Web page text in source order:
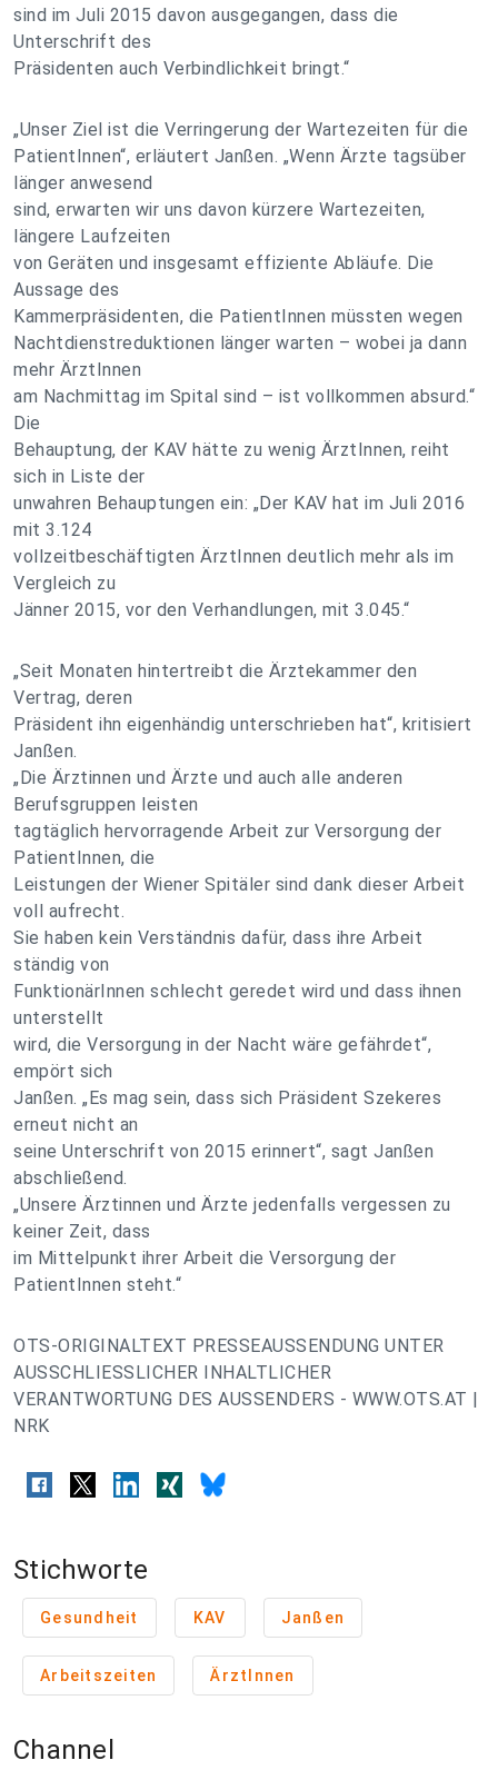
sind im Juli 2015 davon ausgegangen, dass die
Unterschrift des
Präsidenten auch Verbindlichkeit bringt.“
„Unser Ziel ist die Verringerung der Wartezeiten für die
PatientInnen“, erläutert Janßen. „Wenn Ärzte tagsüber
länger anwesend
sind, erwarten wir uns davon kürzere Wartezeiten,
längere Laufzeiten
von Geräten und insgesamt effiziente Abläufe. Die
Aussage des
Kammerpräsidenten, die PatientInnen müssten wegen
Nachtdienstreduktionen länger warten – wobei ja dann
mehr ÄrztInnen
am Nachmittag im Spital sind – ist vollkommen absurd.“
Die
Behauptung, der KAV hätte zu wenig ÄrztInnen, reiht
sich in Liste der
unwahren Behauptungen ein: „Der KAV hat im Juli 2016
mit 3.124
vollzeitbeschäftigten ÄrztInnen deutlich mehr als im
Vergleich zu
Jänner 2015, vor den Verhandlungen, mit 3.045.“
„Seit Monaten hintertreibt die Ärztekammer den
Vertrag, deren
Präsident ihn eigenhändig unterschrieben hat“, kritisiert
Janßen.
„Die Ärztinnen und Ärzte und auch alle anderen
Berufsgruppen leisten
tagtäglich hervorragende Arbeit zur Versorgung der
PatientInnen, die
Leistungen der Wiener Spitäler sind dank dieser Arbeit
voll aufrecht.
Sie haben kein Verständnis dafür, dass ihre Arbeit
ständig von
FunktionärInnen schlecht geredet wird und dass ihnen
unterstellt
wird, die Versorgung in der Nacht wäre gefährdet“,
empört sich
Janßen. „Es mag sein, dass sich Präsident Szekeres
erneut nicht an
seine Unterschrift von 2015 erinnert“, sagt Janßen
abschließend.
„Unsere Ärztinnen und Ärzte jedenfalls vergessen zu
keiner Zeit, dass
im Mittelpunkt ihrer Arbeit die Versorgung der
PatientInnen steht.“
OTS-ORIGINALTEXT PRESSEAUSSENDUNG UNTER
AUSSCHLIESSLICHER INHALTLICHER
VERANTWORTUNG DES AUSSENDERS - WWW.OTS.AT |
NRK
Stichworte
Gesundheit KAV Janßen
Arbeitszeiten ÄrztInnen
Channel